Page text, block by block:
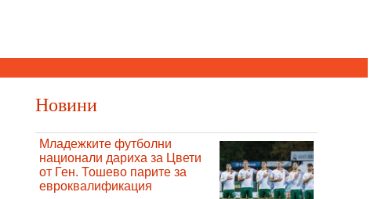
Новини
Младежките футболни
национали дариха за Цвети
от Ген. Тошево парите за
евроквалификация